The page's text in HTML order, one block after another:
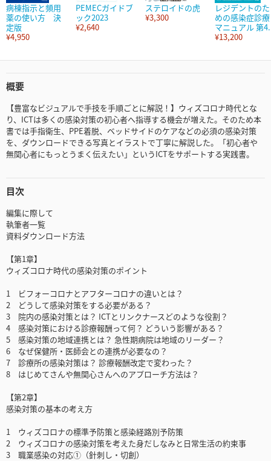
病棟指示と頻用
薬の使い方 決
定版
¥4,950
PEMECガイドブ
ック2023
¥2,640
ステロイドの虎
¥3,300
レジデントのた
めの感染症診療
マニュアル 第
¥13,200
概要
【豊富なビジュアルで手技を手順ごとに解説！】ウィズコロナ時代とな
り、ICTは多くの感染対策の初心者へ指導する機会が増えた。そのため本
書では手指衛生、PPE着脱、ベッドサイドのケアなどの必須の感染対策
を、ダウンロードできる写真とイラストで丁寧に解説した。「初心者や
無関心者にもっとうまく伝えたい」というICTをサポートする実践書。
目次
編集に際して
執筆者一覧
資料ダウンロード方法
【第1章】
ウィズコロナ時代の感染対策のポイント
1 ビフォーコロナとアフターコロナの違いとは？
2 どうして感染対策をする必要がある？
3 院内の感染対策とは？ ICTとリンクナースどのような役割？
4 感染対策における診療報酬って何？ どういう影響がある？
5 感染対策の地域連携とは？ 急性期病院は地域のリーダー？
6 なぜ保健所・医師会との連携が必要なの？
7 診療所の感染対策は？ 診療報酬改定で変わった？
8 はじめてさんや無関心さんへのアプローチ方法は？
【第2章】
感染対策の基本の考え方
1 ウィズコロナの標準予防策と感染経路別予防策
2 ウィズコロナの感染対策を考えた身だしなみと日常生活の約束事
3 職業感染の対応①（針刺し・切創）